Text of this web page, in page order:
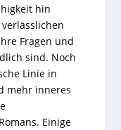
hin
Fragen und
sind. Noch
Linie in
mehr inneres
Einige